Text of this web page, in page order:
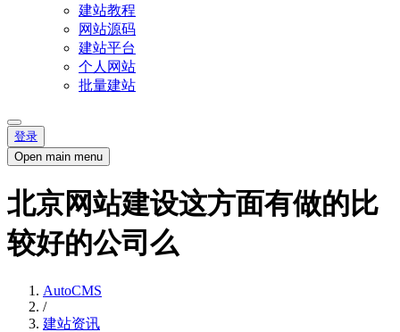
建站教程
网站源码
建站平台
个人网站
批量建站
登录
Open main menu
北京网站建设这方面有做的比
较好的公司么
AutoCMS
/
建站资讯